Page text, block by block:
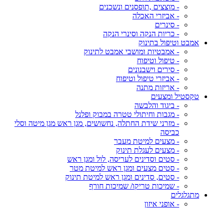
- מוצצים ,תופסנים ונשכנים
- אביזרי האכלה
- סינרים
- כריות הנקה וסינרי הנקה
אמבט וטיפול בתינוק
- אמבטיות ומושבי אמבט לתינוק
- טיפול וטיפוח
- סירים וישבנונים
- אביזרי טיפול וטיפוח
- אריזות מתנה
טקסטיל ומצעים
- ביגוד והלבשה
- מגבות וחיתולי טטרה במבוק ופלנל
- מזרני שידת החתלה, נחשושים, מגן ראש מגן מיטה וסלי
כביסה
- מצעים למיטת מעבר
- מצעים לעגלת תינוק
- סטים וסדינים לעריסה, לול ומגן ראש
- סטים מצעים ומגן ראש למיטת מטר
- סטים, סדינים ומגן ראש למיטת תינוק
- שמיכות טריקו/ שמיכות חורף
מתגלגלים
- אופני איזון